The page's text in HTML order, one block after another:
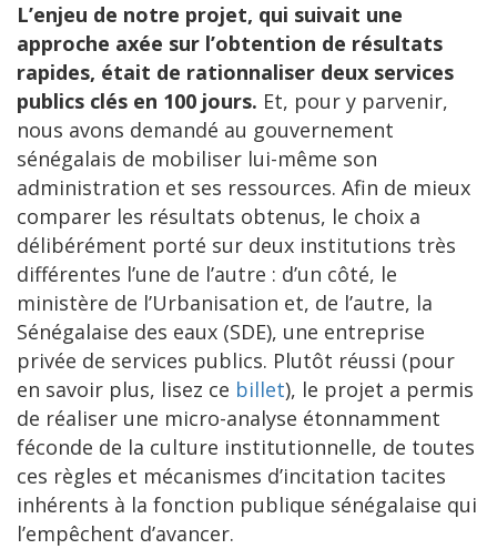
L’enjeu de notre projet, qui suivait une
approche axée sur l’obtention de résultats
rapides, était de rationnaliser deux services
publics clés en 100 jours. Et, pour y parvenir,
nous avons demandé au gouvernement
sénégalais de mobiliser lui-même son
administration et ses ressources. Afin de mieux
comparer les résultats obtenus, le choix a
délibérément porté sur deux institutions très
différentes l’une de l’autre : d’un côté, le
ministère de l’Urbanisation et, de l’autre, la
Sénégalaise des eaux (SDE), une entreprise
privée de services publics. Plutôt réussi (pour
en savoir plus, lisez ce billet), le projet a permis
de réaliser une micro-analyse étonnamment
féconde de la culture institutionnelle, de toutes
ces règles et mécanismes d’incitation tacites
inhérents à la fonction publique sénégalaise qui
l’empêchent d’avancer.